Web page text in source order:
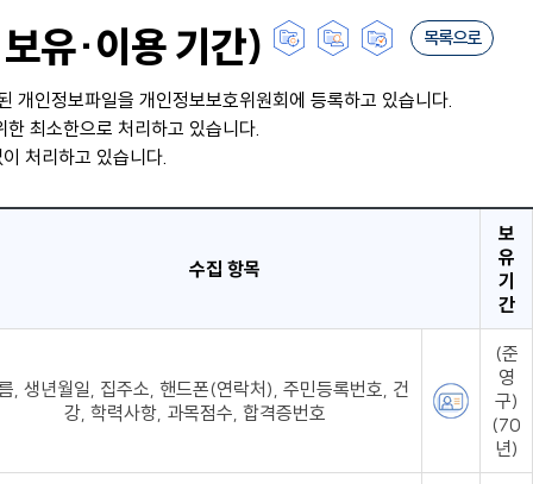
유·이용 기간) 목록으로
개인정보파일을 개인정보보호위원회에 등록하고 있습니다.
최소한으로 처리하고 있습니다.
처리하고 있습니다.
수집 항목
보
유
기
간
, 생년월일, 집주소, 핸드폰(연락처), 주민등록번호, 건
강, 학력사항, 과목점수, 합격증번호
(준
영
구)
(70
년)